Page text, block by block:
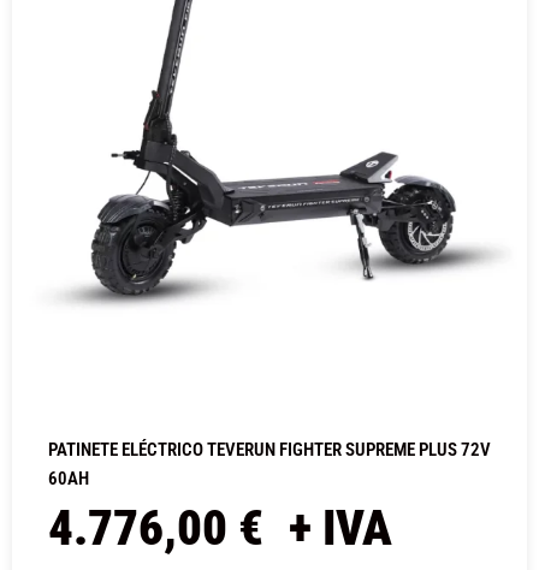
PATINETE ELÉCTRICO TEVERUN FIGHTER SUPREME PLUS 72V
60AH
4.776,00 € + IVA